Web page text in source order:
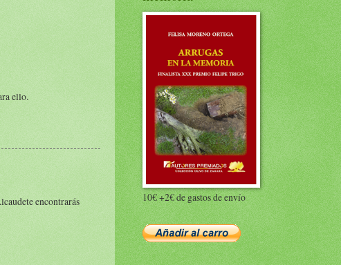
ello.
encontrarás
10€ +2€ de gastos de envío